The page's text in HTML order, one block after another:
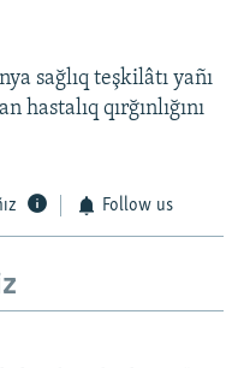
sağlıq teşkilâtı yañı
qırğınlığını
Follow us